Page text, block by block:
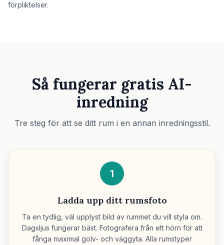
förpliktelser.
Så fungerar gratis AI-
inredning
Tre steg för att se ditt rum i en annan inredningsstil.
1
Ladda upp ditt rumsfoto
Ta en tydlig, väl upplyst bild av rummet du vill styla om.
Dagsljus fungerar bäst. Fotografera från ett hörn för att
fånga maximal golv- och väggyta. Alla rumstyper